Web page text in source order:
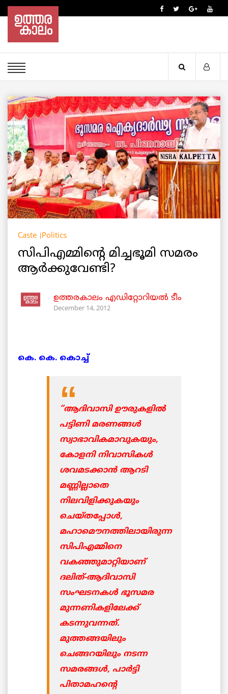
Caste Politics
സിപിഎമ്മിന്റെ മിച്ചഭൂമി സമരം
ആര്‍ക്കുവേണ്ടി?
ഉത്തരകാലം എഡിറ്റോറിയല്‍ ടീം
December 14, 2012
കെ. കെ. കൊച്ച്
“ആദിവാസി ഊരുകളില്‍
പട്ടിണി മരണങ്ങള്‍
സ്വാഭാവികമാവുകയും,
കോളനി നിവാസികള്‍
ശവമടക്കാന്‍ ആറടി
മണ്ണില്ലാതെ
നിലവിളിക്കുകയും
ചെയ്തപ്പോള്‍,
മഹാമൌനത്തിലായിരുന്ന
സിപിഎമ്മിനെ
വകഞ്ഞുമാറ്റിയാണ്
ദലിത്-ആദിവാസി
സംഘടനകള്‍ ഭൂസമര
മുന്നണികളിലേക്ക്
കടന്നുവന്നത്.
മുത്തങ്ങയിലും
ചെങ്ങറയിലും നടന്ന
സമരങ്ങള്‍, പാര്‍ട്ടി
പിതാമഹന്റെ